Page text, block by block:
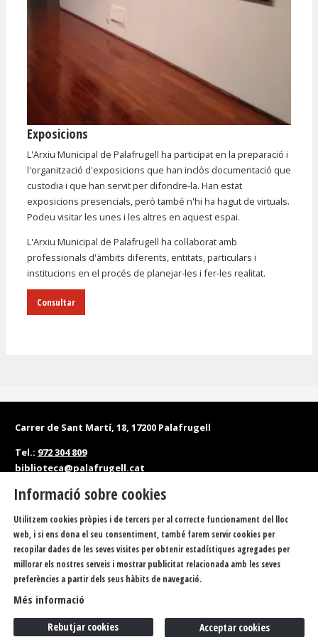
Diapositiva 1 de 1
Exposicions
L'Arxiu Municipal de Palafrugell ha participat en la preparació i
l'organització d'exposicions que han inclòs documentació que
custodia i que han servit per difondre-la. Han estat
exposicions presencials, però també n'hi ha hagut de virtuals.
Podeu visitar les unes i les altres en aquest espai.
L'Arxiu Municipal de Palafrugell ha col·laborat amb
professionals d'àmbits diferents, entitats, particulars i
institucions en el procés de planejar-les i fer-les realitat.
Consultar
Carrer de Sant Martí, 18, 17200 Palafrugell
Tel.: 972 304 809
biblioteca@palafrugell.cat
Matins: de dilluns a dissabte, de 10 a 13.30 h
Accessibilitat Política de privacitat
Sitemap
Avís Legal
Ús de Cookies FAQS Butlletí Contacteu
Informació sobre cookies
Utilitzem cookies pròpies i de tercers per al correcte funcionament del lloc
web, i si ens dona el seu consentiment, també farem servir cookies per
recopilar dades de les seves visites per obtenir estadístiques agregades per
millorar els nostres serveis i mostrar publicitat relacionada amb les seves
preferències a partir dels seus hàbits de navegació.
Més informació
Acceptar cookies
Rebutjar cookies